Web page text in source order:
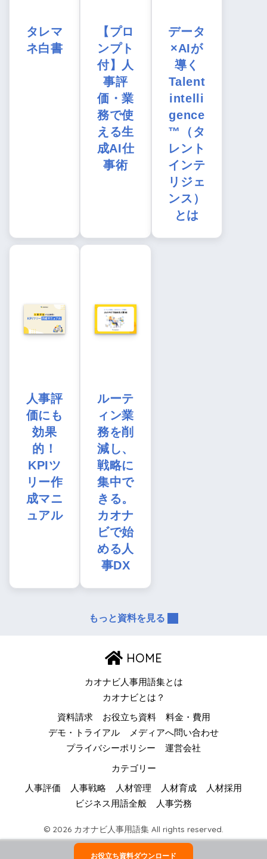
タレマ
ネ白書
【プロ
ンプト
付】人
事評
価・業
務で使
える生
成AI仕
事術
データ
×AIが
導く
Talent
intelli
gence
™（タ
レント
インテ
リジェ
ンス）
とは
人事評
価にも
効果
的！
KPIツ
リー作
成マニ
ュアル
ルーテ
ィン業
務を削
減し、
戦略に
集中で
きる。
カオナ
ビで始
める人
事DX
もっと資料を見る
HOME
カオナビ人事用語集とは
カオナビとは？
資料請求 お役立ち資料
料金・費用
デモ・トライアル
メディアへ問い合わせ
プライバシーポリシー
運営会社
カテゴリー
人事評価 人事戦略 人材管理 人材育成
人材採用
ビジネス用語全般
人事労務
© 2026 カオナビ人事用語集 All rights reserved.
お役立ち資料ダウンロード